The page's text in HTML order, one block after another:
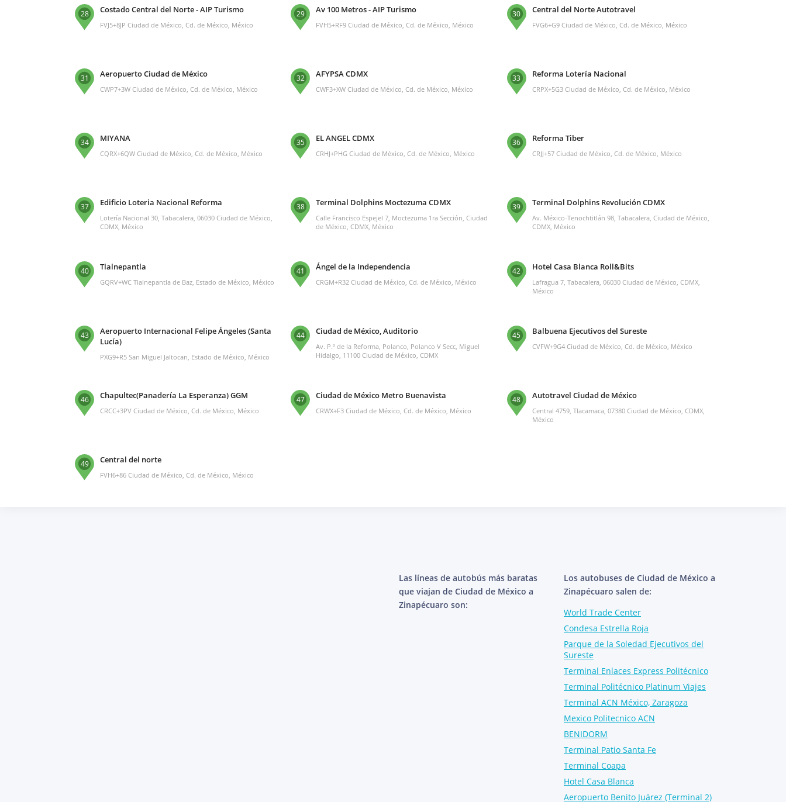
28 Costado Central del Norte - AIP Turismo
FVJ5+8JP Ciudad de México, Cd. de México, México
29 Av 100 Metros - AIP Turismo
FVH5+RF9 Ciudad de México, Cd. de México, México
30 Central del Norte Autotravel
FVG6+G9 Ciudad de México, Cd. de México, México
31 Aeropuerto Ciudad de México
CWP7+3W Ciudad de México, Cd. de México, México
32 AFYPSA CDMX
CWF3+XW Ciudad de México, Cd. de México, México
33 Reforma Lotería Nacional
CRPX+5G3 Ciudad de México, Cd. de México, México
34 MIYANA
CQRX+6QW Ciudad de México, Cd. de México, México
35 EL ANGEL CDMX
CRHJ+PHG Ciudad de México, Cd. de México, México
36 Reforma Tiber
CRJJ+57 Ciudad de México, Cd. de México, México
37 Edificio Loteria Nacional Reforma
Lotería Nacional 30, Tabacalera, 06030 Ciudad de México,
CDMX, México
38 Terminal Dolphins Moctezuma CDMX
Calle Francisco Espejel 7, Moctezuma 1ra Sección, Ciudad
de México, CDMX, México
39 Terminal Dolphins Revolución CDMX
Av. México-Tenochtitlán 98, Tabacalera, Ciudad de México,
CDMX, México
40 Tlalnepantla
GQRV+WC Tlalnepantla de Baz, Estado de México, México
41 Ángel de la Independencia
CRGM+R32 Ciudad de México, Cd. de México, México
42 Hotel Casa Blanca Roll&Bits
Lafragua 7, Tabacalera, 06030 Ciudad de México, CDMX,
México
43
Aeropuerto Internacional Felipe Ángeles (Santa
Lucía)
PXG9+R5 San Miguel Jaltocan, Estado de México, México
44 Ciudad de México, Auditorio
Av. P.º de la Reforma, Polanco, Polanco V Secc, Miguel
Hidalgo, 11100 Ciudad de México, CDMX
45 Balbuena Ejecutivos del Sureste
CVFW+9G4 Ciudad de México, Cd. de México, México
46 Chapultec(Panadería La Esperanza) GGM
CRCC+3PV Ciudad de México, Cd. de México, México
47 Ciudad de México Metro Buenavista
CRWX+F3 Ciudad de México, Cd. de México, México
48 Autotravel Ciudad de México
Central 4759, Tlacamaca, 07380 Ciudad de México, CDMX,
México
49 Central del norte
FVH6+86 Ciudad de México, Cd. de México, México
Las líneas de autobús más baratas
que viajan de Ciudad de México a
Zinapécuaro son:
Los autobuses de Ciudad de México a
Zinapécuaro salen de:
World Trade Center
Condesa Estrella Roja
Parque de la Soledad Ejecutivos del
Sureste
Terminal Enlaces Express Politécnico
Terminal Politécnico Platinum Viajes
Terminal ACN México, Zaragoza
Mexico Politecnico ACN
BENIDORM
Terminal Patio Santa Fe
Terminal Coapa
Hotel Casa Blanca
Aeropuerto Benito Juárez (Terminal 2)